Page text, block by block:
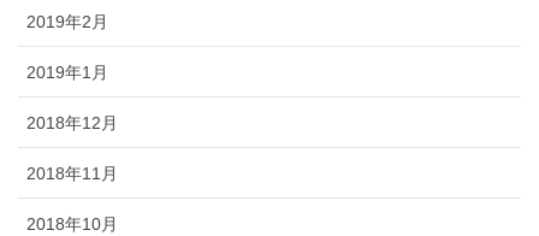
2019年2月
2019年1月
2018年12月
2018年11月
2018年10月